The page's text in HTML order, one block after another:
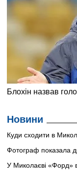
Новини
Куди сходити в
Фотограф показала
У Миколаєві «Форд»